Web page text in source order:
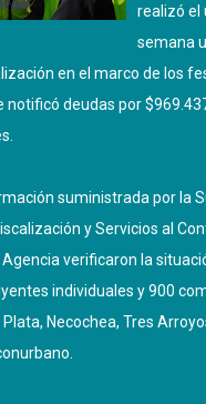
realizó el
semana
en el marco de los
notificó deudas por
suministrada por la
y Servicios al
verificaron la
individuales y 900
Necochea, Tres